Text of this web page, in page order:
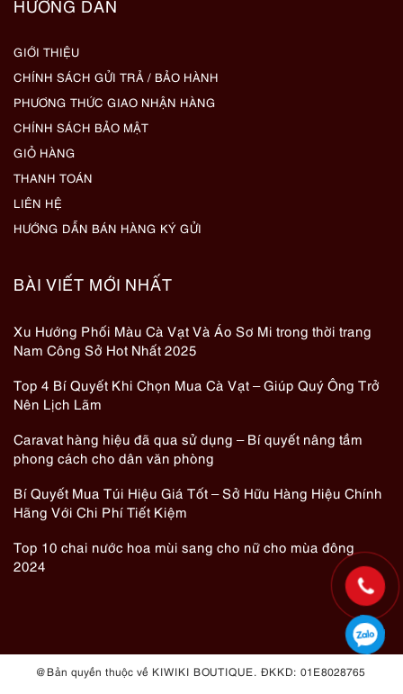
HƯỚNG DẪN
GIỚI THIỆU
CHÍNH SÁCH GỬI TRẢ / BẢO HÀNH
PHƯƠNG THỨC GIAO NHẬN HÀNG
CHÍNH SÁCH BẢO MẬT
GIỎ HÀNG
THANH TOÁN
LIÊN HỆ
HƯỚNG DẪN BÁN HÀNG KÝ GỬI
BÀI VIẾT MỚI NHẤT
Xu Hướng Phối Màu Cà Vạt Và Áo Sơ Mi trong thời trang
Nam Công Sở Hot Nhất 2025
Top 4 Bí Quyết Khi Chọn Mua Cà Vạt – Giúp Quý Ông Trở
Nên Lịch Lãm
Caravat hàng hiệu đã qua sử dụng – Bí quyết nâng tầm
phong cách cho dân văn phòng
Bí Quyết Mua Túi Hiệu Giá Tốt – Sở Hữu Hàng Hiệu Chính
Hãng Với Chi Phí Tiết Kiệm
Top 10 chai nước hoa mùi sang cho nữ cho mùa đông
2024
@ Bản quyền thuộc về KIWIKI BOUTIQUE. ĐKKD: 01E8028765